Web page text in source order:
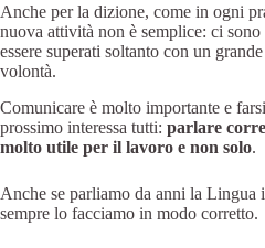
Anche per la dizione, come in ogni
nuova attività non è semplice: ci
essere superati soltanto con un
volontà.
Comunicare è molto importante e
prossimo interessa tutti: parlare
molto utile per il lavoro e non solo.
Anche se parliamo da anni la Lingua
sempre lo facciamo in modo corretto.